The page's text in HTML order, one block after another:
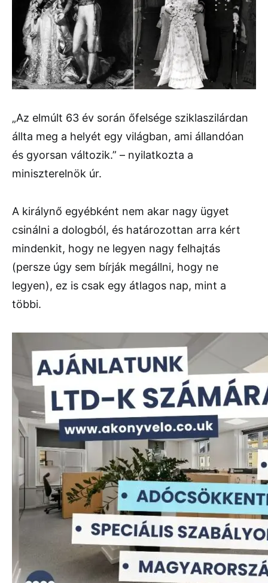
„Az elmúlt 63 év során őfelsége sziklaszilárdan
állta meg a helyét egy világban, ami állandóan
és gyorsan változik.” – nyilatkozta a
miniszterelnök úr.
A királynő egyébként nem akar nagy ügyet
csinálni a dologból, és határozottan arra kért
mindenkit, hogy ne legyen nagy felhajtás
(persze úgy sem bírják megállni, hogy ne
legyen), ez is csak egy átlagos nap, mint a
többi.